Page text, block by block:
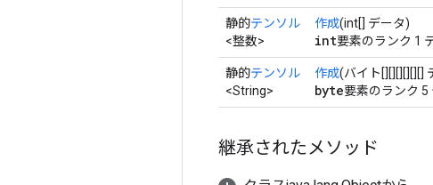
静的テンソル
<整数>
作成(int[] データ)
int要素のランク 1
静的テンソル
<String>
作成(バイト[][][][][][]
byte要素のランク 5
継承されたメソッド